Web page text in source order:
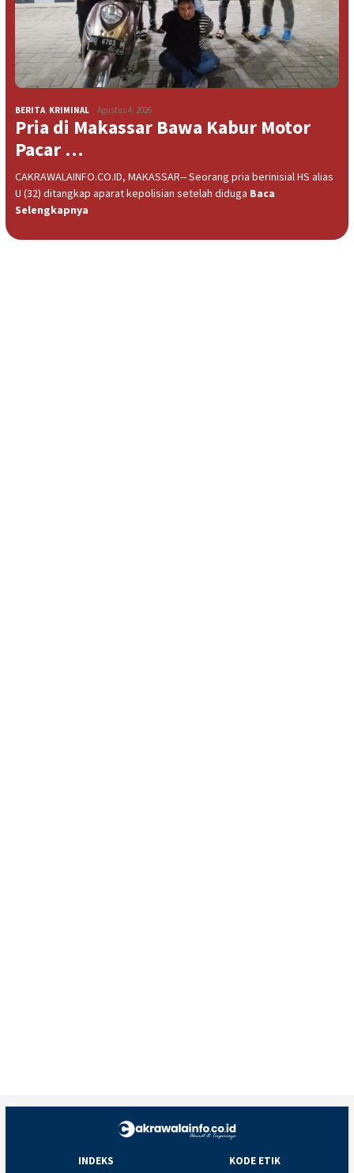
BERITA, KRIMINAL Agustus 4, 2026
Pria di Makassar Bawa Kabur Motor
Pacar …
CAKRAWALAINFO.CO.ID, MAKASSAR-- Seorang pria berinisial HS alias
U (32) ditangkap aparat kepolisian setelah diduga Baca
Selengkapnya
INDEKS KODE ETIK